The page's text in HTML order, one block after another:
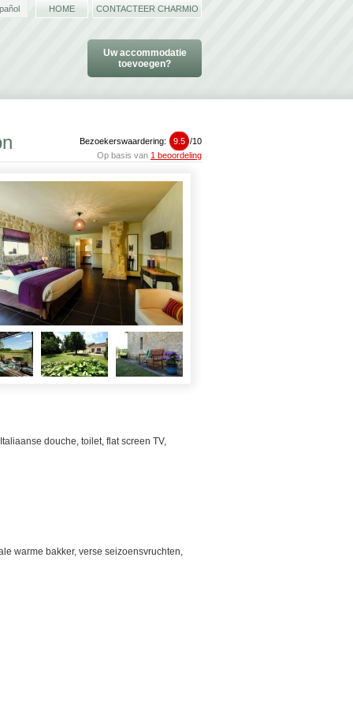
Uw accommodatie
toevoegen?
HOME CONTACTEER CHARMIO
Bezoekerswaardering: 9.5 /10
Op basis van 1 beoordeling
douche, toilet, flat screen TV,
warme bakker, verse seizoensvruchten,